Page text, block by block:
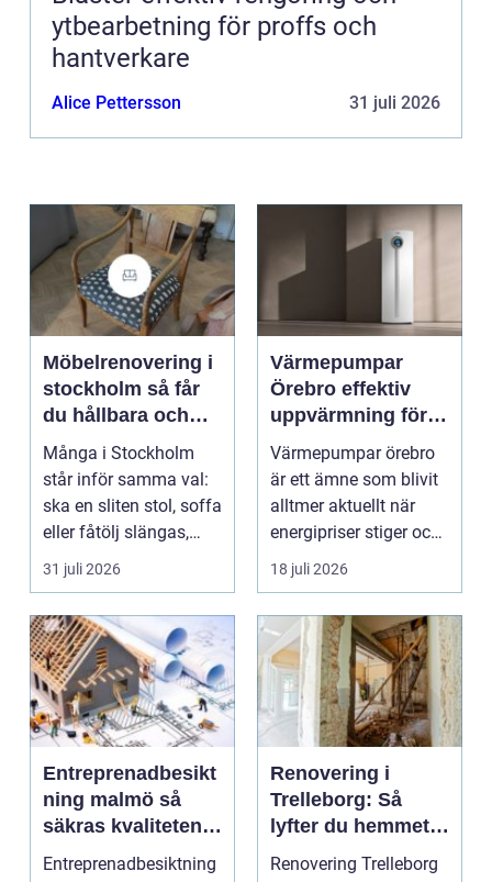
ytbearbetning för proffs och
hantverkare
Alice Pettersson 31 juli 2026
Möbelrenovering i
stockholm så får
du hållbara och
vackra möbler
Många i Stockholm
står inför samma val:
ska en sliten stol, soffa
eller fåtölj slängas,
säljas billi...
31 juli 2026
Värmepumpar
Örebro effektiv
uppvärmning för
hus och
fastigheter
Värmepumpar örebro
är ett ämne som blivit
alltmer aktuellt när
energipriser stiger och
fler vill sän...
18 juli 2026
Entreprenadbesikt
ning malmö så
säkras kvaliteten i
byggprojekt
Entreprenadbesiktning
Renovering i
Trelleborg: Så
lyfter du hemmet
på ett smart sätt
Renovering Trelleborg